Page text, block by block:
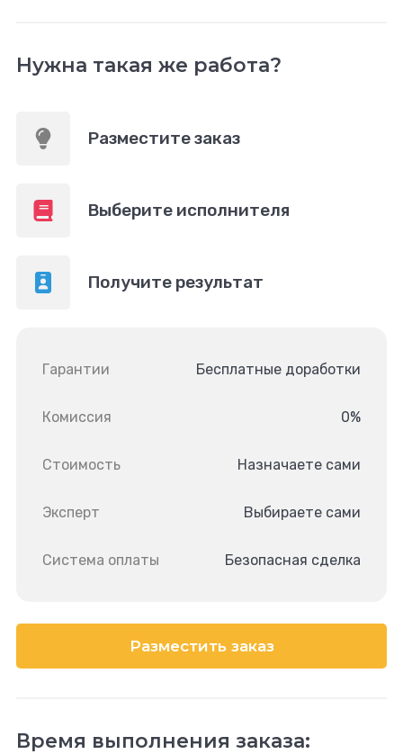
Нужна такая же работа?
Разместите заказ
Выберите исполнителя
Получите результат
Гарантии Бесплатные доработки
Комиссия 0%
Стоимость Назначаете сами
Эксперт Выбираете сами
Система оплаты Безопасная сделка
Разместить заказ
Время выполнения заказа: